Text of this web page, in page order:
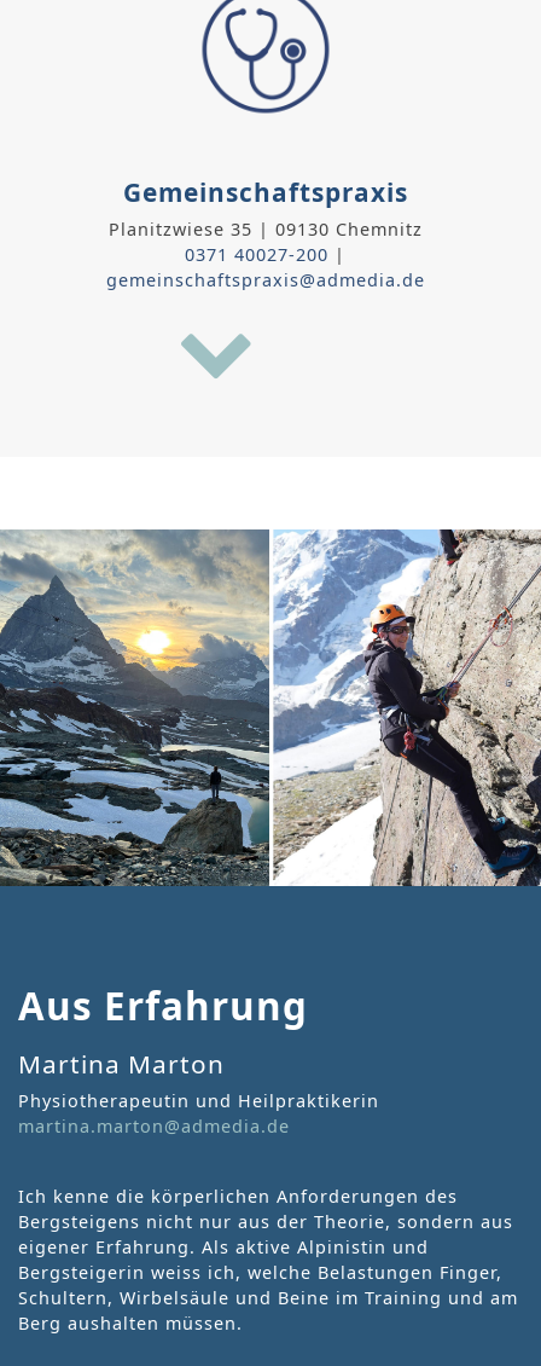
Gemeinschaftspraxis
Planitzwiese 35 | 09130 Chemnitz
0371 40027-200 |
gemeinschaftspraxis@admedia.de
Aus Erfahrung
Martina Marton
Physiotherapeutin und Heilpraktikerin
martina.marton@admedia.de
Ich kenne die körperlichen Anforderungen des
Bergsteigens nicht nur aus der Theorie, sondern aus
eigener Erfahrung. Als aktive Alpinistin und
Bergsteigerin weiss ich, welche Belastungen Finger,
Schultern, Wirbelsäule und Beine im Training und am
Berg aushalten müssen.